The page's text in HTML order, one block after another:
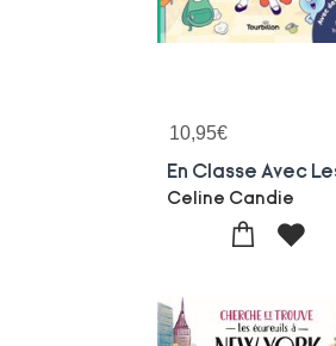
10,95€
Celine Candie